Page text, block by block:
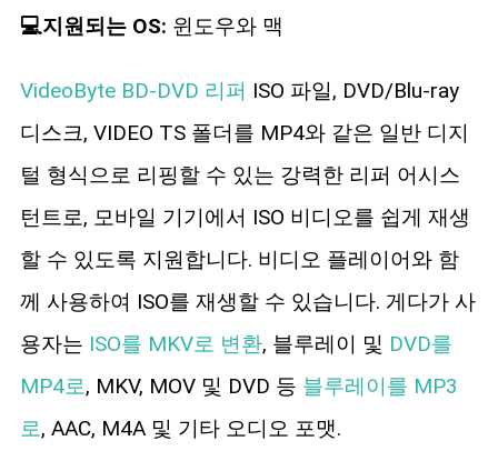
💻지원되는 OS: 윈도우와 맥
VideoByte BD-DVD 리퍼 ISO 파일, DVD/Blu-ray
디스크, VIDEO TS 폴더를 MP4와 같은 일반 디지
털 형식으로 리핑할 수 있는 강력한 리퍼 어시스
턴트로, 모바일 기기에서 ISO 비디오를 쉽게 재생
할 수 있도록 지원합니다. 비디오 플레이어와 함
께 사용하여 ISO를 재생할 수 있습니다. 게다가 사
용자는 ISO를 MKV로 변환, 블루레이 및 DVD를
MP4로, MKV, MOV 및 DVD 등 블루레이를 MP3
로, AAC, M4A 및 기타 오디오 포맷.